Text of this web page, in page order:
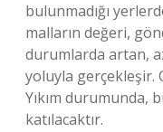
bulunmadığı
malların değeri,
durumlarda artan,
yoluyla gerçekleşir.
Yıkım durumunda,
katılacaktır.